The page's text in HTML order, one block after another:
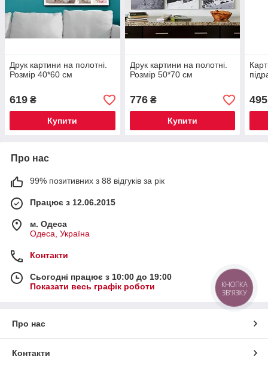
Друк картини на полотні.
Розмір 40*60 см
619 ₴
Купити
Друк картини на полотні.
Розмір 50*70 см
776₴
Купити
495
Про нас
99% позитивних з 88 відгуків за рік
Працює з 12.06.2015
м. Одеса
Одеса, Україна
Контакти
Сьогодні працює з 10:00 до 19:00
Показати весь графік роботи
Про нас
Контакти
КНОПКА
ЗВ'ЯЗКУ